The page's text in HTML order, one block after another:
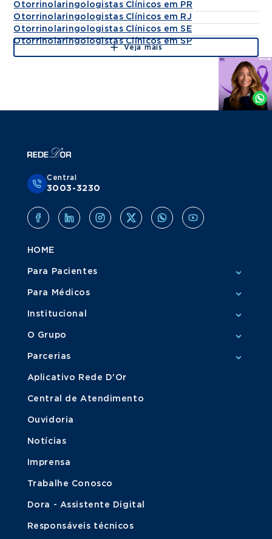
Otorrinolaringologistas Clínicos em PR
Otorrinolaringologistas Clínicos em RJ
Otorrinolaringologistas Clínicos em SE
Otorrinolaringologistas Clínicos em SP
Veja mais
Agende
Whatsapp
Central
3003-3230
HOME
Para Pacientes
Para Médicos
Institucional
O Grupo
Parcerias
Aplicativo Rede D'Or
Central de Atendimento
Ouvidoria
Notícias
Imprensa
Trabalhe Conosco
Dora - Assistente Digital
Responsáveis técnicos